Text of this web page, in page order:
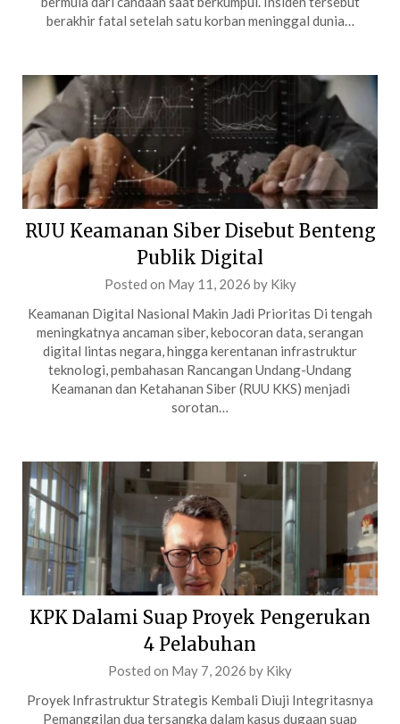
berakhir fatal setelah satu korban meninggal dunia…
RUU Keamanan Siber Disebut Benteng
Publik Digital
Posted on May 11, 2026 by Kiky
Keamanan Digital Nasional Makin Jadi Prioritas Di tengah
meningkatnya ancaman siber, kebocoran data, serangan
digital lintas negara, hingga kerentanan infrastruktur
teknologi, pembahasan Rancangan Undang-Undang
Keamanan dan Ketahanan Siber (RUU KKS) menjadi
sorotan…
KPK Dalami Suap Proyek Pengerukan
4 Pelabuhan
Posted on May 7, 2026 by Kiky
Proyek Infrastruktur Strategis Kembali Diuji Integritasnya
Pemanggilan dua tersangka dalam kasus dugaan suap